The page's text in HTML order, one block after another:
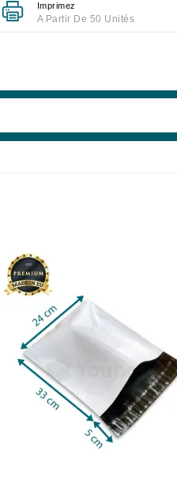
Imprimez
A Partir De 50 Unités